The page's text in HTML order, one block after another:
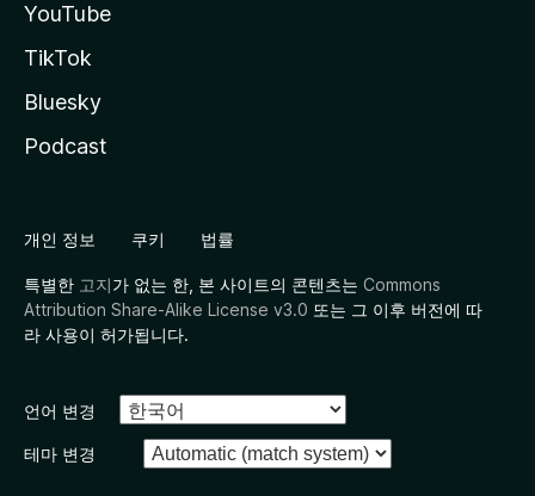
YouTube
TikTok
Bluesky
Podcast
개인 정보 쿠키 법률
특별한 고지가 없는 한, 본 사이트의 콘텐츠는 Commons
Attribution Share-Alike License v3.0 또는 그 이후 버전에 따
라 사용이 허가됩니다.
언어 변경
테마 변경